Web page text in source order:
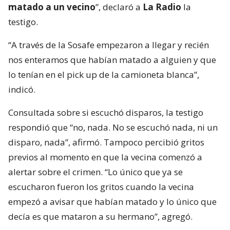
matado a un vecino”, declaró a La Radio la
testigo.
“A través de la Sosafe empezaron a llegar y recién
nos enteramos que habían matado a alguien y que
lo tenían en el pick up de la camioneta blanca”,
indicó.
Consultada sobre si escuchó disparos, la testigo
respondió que “no, nada. No se escuchó nada, ni un
disparo, nada”, afirmó. Tampoco percibió gritos
previos al momento en que la vecina comenzó a
alertar sobre el crimen. “Lo único que ya se
escucharon fueron los gritos cuando la vecina
empezó a avisar que habían matado y lo único que
decía es que mataron a su hermano”, agregó.